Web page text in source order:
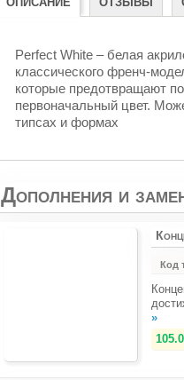
Perfect White – белая
классического френч-
которые предотвращают
первоначальный цвет.
типсах и формах
Дополнения и
Код
»